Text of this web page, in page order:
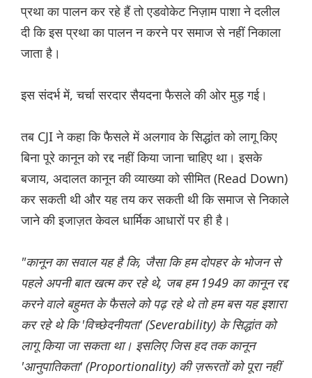
प्रथा का पालन कर रहे हैं तो एडवोकेट निज़ाम पाशा ने दलील
दी कि इस प्रथा का पालन न करने पर समाज से नहीं निकाला
जाता है।
इस संदर्भ में, चर्चा सरदार सैयदना फैसले की ओर मुड़ गई।
तब CJI ने कहा कि फैसले में अलगाव के सिद्धांत को लागू किए
बिना पूरे कानून को रद्द नहीं किया जाना चाहिए था। इसके
बजाय, अदालत कानून की व्याख्या को सीमित (Read Down)
कर सकती थी और यह तय कर सकती थी कि समाज से निकाले
जाने की इजाज़त केवल धार्मिक आधारों पर ही है।
"कानून का सवाल यह है कि, जैसा कि हम दोपहर के भोजन से
पहले अपनी बात खत्म कर रहे थे, जब हम 1949 का कानून रद्द
करने वाले बहुमत के फैसले को पढ़ रहे थे तो हम बस यह इशारा
कर रहे थे कि 'विच्छेदनीयता' (Severability) के सिद्धांत को
लागू किया जा सकता था। इसलिए जिस हद तक कानून
'आनुपातिकता' (Proportionality) की ज़रूरतों को पूरा नहीं